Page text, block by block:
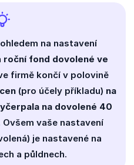
na nastavení
roční fond dovolené ve
firmě končí v polovině
(pro účely příkladu) na
na dovolené 40
Ovšem vaše nastavení
je nastavené na
a půldnech.